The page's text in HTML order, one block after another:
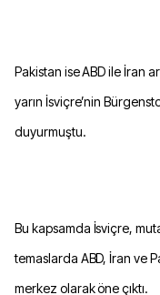
Pakistan ise ABD ile İran
yarın İsviçre’nin
duyurmuştu.
Bu kapsamda İsviçre,
temaslarda ABD, İran ve
merkez olarak öne çıktı.